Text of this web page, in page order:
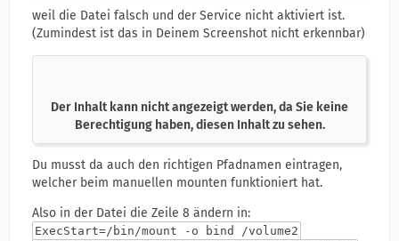
weil die Datei falsch und der Service nicht aktiviert ist.
(Zumindest ist das in Deinem Screenshot nicht erkennbar)
Der Inhalt kann nicht angezeigt werden, da Sie keine
Berechtigung haben, diesen Inhalt zu sehen.
Du musst da auch den richtigen Pfadnamen eintragen,
welcher beim manuellen mounten funktioniert hat.
Also in der Datei die Zeile 8 ändern in:
ExecStart=/bin/mount -o bind /volume2